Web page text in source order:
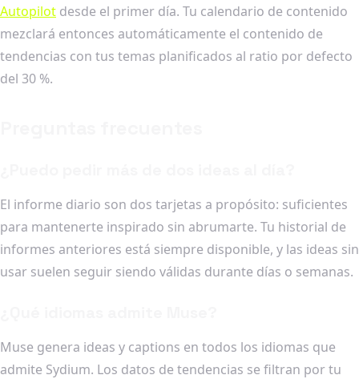
Autopilot desde el primer día. Tu calendario de contenido
mezclará entonces automáticamente el contenido de
tendencias con tus temas planificados al ratio por defecto
del 30 %.
El informe diario son dos tarjetas a propósito: suficientes
para mantenerte inspirado sin abrumarte. Tu historial de
informes anteriores está siempre disponible, y las ideas sin
usar suelen seguir siendo válidas durante días o semanas.
Muse genera ideas y captions en todos los idiomas que
admite Sydium. Los datos de tendencias se filtran por tu